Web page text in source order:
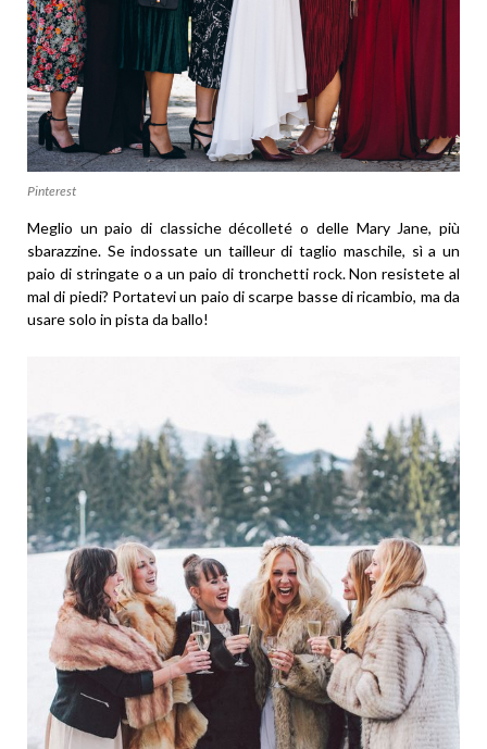
Pinterest
Meglio un paio di classiche décolleté o delle Mary Jane, più
sbarazzine. Se indossate un tailleur di taglio maschile, sì a un
paio di stringate o a un paio di tronchetti rock. Non resistete al
mal di piedi? Portatevi un paio di scarpe basse di ricambio, ma da
usare solo in pista da ballo!